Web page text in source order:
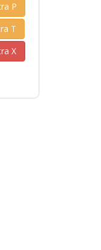
P
T
X